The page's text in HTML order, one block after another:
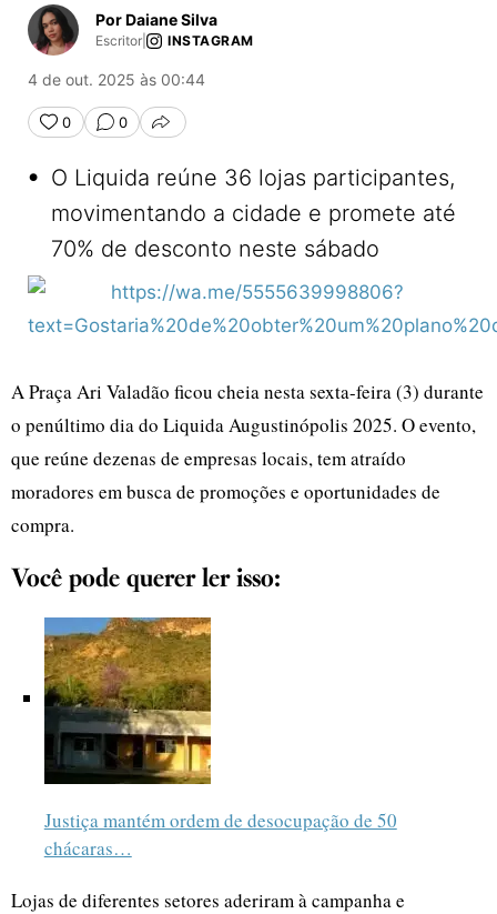
Por Daiane Silva
Escritor INSTAGRAM
4 de out. 2025 às 00:44
0 0 COMPARTILHAR
• O Liquida reúne 36 lojas participantes,
movimentando a cidade e promete até
70% de desconto neste sábado
A Praça Ari Valadão ficou cheia nesta sexta-feira (3) durante
o penúltimo dia do Liquida Augustinópolis 2025. O evento,
que reúne dezenas de empresas locais, tem atraído
moradores em busca de promoções e oportunidades de
compra.
Você pode querer ler isso:
Justiça mantém ordem de desocupação de 50
chácaras…
Lojas de diferentes setores aderiram à campanha e